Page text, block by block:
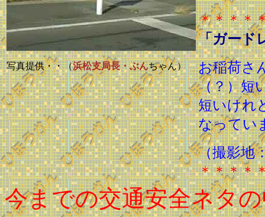
写真提供・・（浜松支局長・ぶんちゃん）
＊＊＊＊
「ガード
お稲荷さ
（？）短
短いけれ
なってい
（撮影地
＊＊＊＊
今までの交通安全ネタ